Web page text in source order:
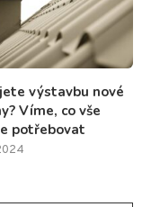
výstavbu nové
Víme, co vše
potřebovat